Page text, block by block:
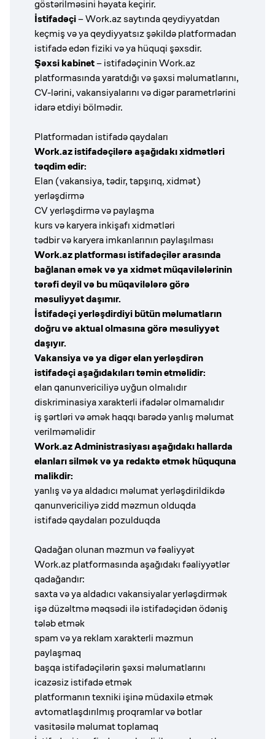
göstərilməsini həyata keçirir.
İstifadəçi– Work.az saytında qeydiyyatdan
keçmiş və ya qeydiyyatsız şəkildə platformadan
istifadə edən fiziki və ya hüquqi şəxsdir.
Şəxsi kabinet– istifadəçinin Work.az
platformasında yaratdığı və şəxsi məlumatlarını,
CV-lərini, vakansiyalarını və digər parametrlərini
idarə etdiyi bölmədir.
Platformadan istifadə qaydaları
Work.az istifadəçilərə aşağıdakı xidmətləri
təqdim edir:
Elan (vakansiya, tədir, tapşırıq, xidmət)
yerləşdirmə
CV yerləşdirmə və paylaşma
kurs və karyera inkişafı xidmətləri
tədbir və karyera imkanlarının paylaşılması
Work.az platforması istifadəçilər arasında
bağlanan əmək və ya xidmət müqavilələrinin
tərəfi deyil və bu müqavilələrə görə
məsuliyyət daşımır.
İstifadəçi yerləşdirdiyi bütün məlumatların
doğru və aktual olmasına görə məsuliyyət
daşıyır.
Vakansiya və ya digər elan yerləşdirən
istifadəçi aşağıdakıları təmin etməlidir:
elan qanunvericiliyə uyğun olmalıdır
diskriminasiya xarakterli ifadələr olmamalıdır
iş şərtləri və əmək haqqı barədə yanlış məlumat
verilməməlidir
Work.az Administrasiyası aşağıdakı hallarda
elanları silmək və ya redaktə etmək hüququna
malikdir:
yanlış və ya aldadıcı məlumat yerləşdirildikdə
qanunvericiliyə zidd məzmun olduqda
istifadə qaydaları pozulduqda
Qadağan olunan məzmun və fəaliyyət
Work.az platformasında aşağıdakı fəaliyyətlər
qadağandır:
saxta və ya aldadıcı vakansiyalar yerləşdirmək
işə düzəltmə məqsədi ilə istifadəçidən ödəniş
tələb etmək
spam və ya reklam xarakterli məzmun
paylaşmaq
başqa istifadəçilərin şəxsi məlumatlarını
icazəsiz istifadə etmək
platformanın texniki işinə müdaxilə etmək
avtomatlaşdırılmış proqramlar və botlar
vasitəsilə məlumat toplamaq